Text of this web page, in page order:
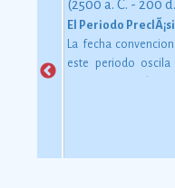
El Periodo
La fecha
este periodo